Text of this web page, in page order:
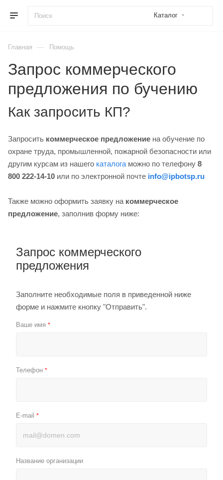
Каталог
Главная — Помощь
Запрос коммерческого
предложения по бучению
Как запросить КП?
Запросить коммерческое предложение на обучение по
охране труда, промышленной, пожарной безопасности или
другим курсам из нашего каталога можно по телефону 8
800 222-14-10 или по электронной почте info@ipbotsp.ru
Также можно оформить заявку на коммерческое
предложение, заполнив форму ниже:
Запрос коммерческого
предложения
Заполните необходимые поля в приведенной ниже
форме и нажмите кнопку "Отправить".
Ваше имя *
Телефон *
E-mail *
Название организации